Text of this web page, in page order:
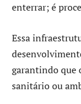
enterrar; é
Essa
garantindo que
sanitário ou